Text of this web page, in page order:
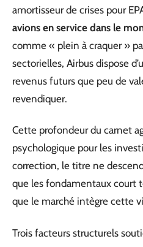
amortisseur de crises pour
avions en service dans le
comme « plein à craquer »
sectorielles, Airbus dispose
revenus futurs que peu de
revendiquer.
Cette profondeur du carnet
psychologique pour les
correction, le titre ne
que les fondamentaux court
que le marché intègre cette
Trois facteurs structurels